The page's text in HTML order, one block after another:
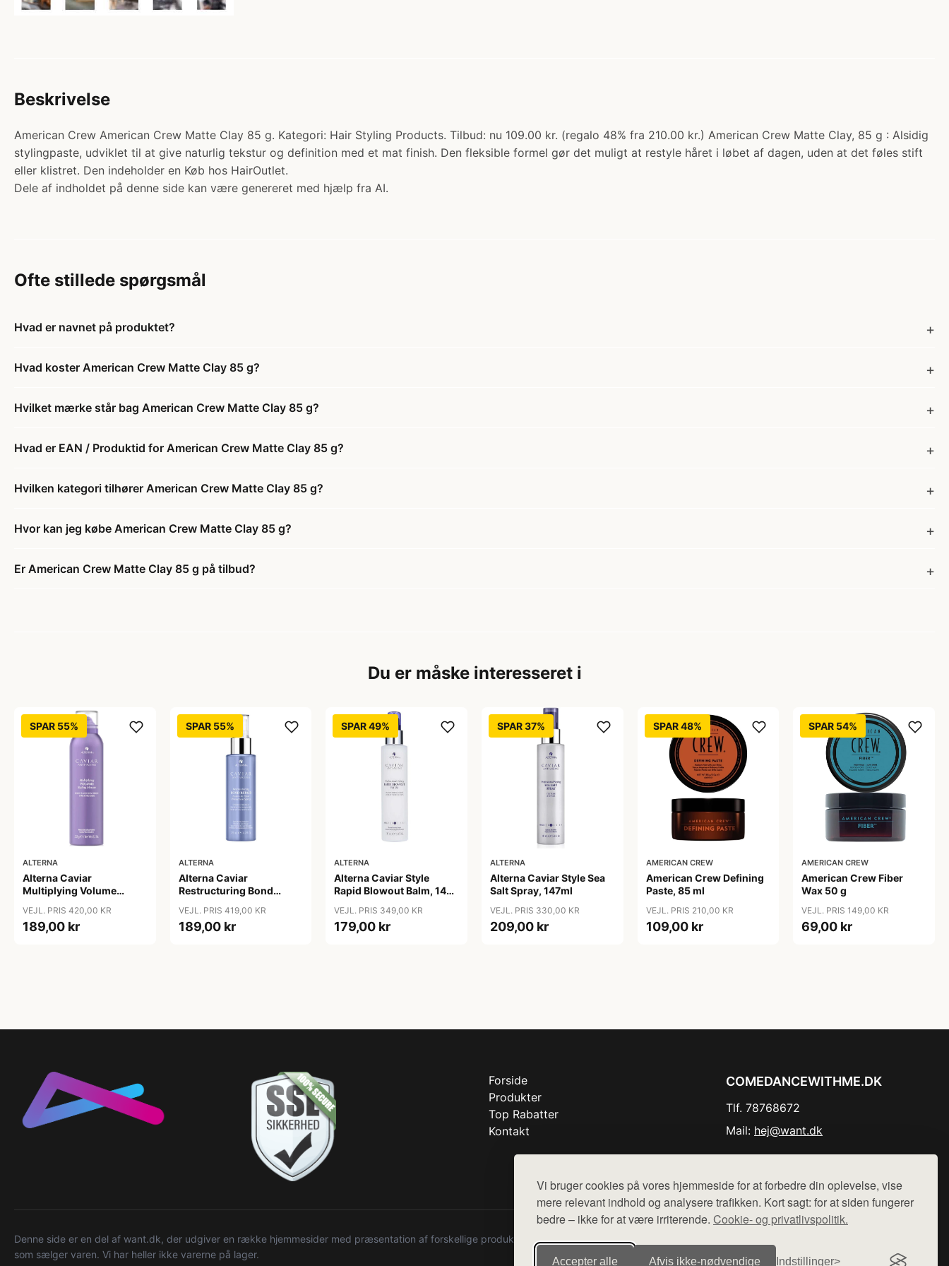
Vi bruger cookies på vores hjemmeside for at forbedre din oplevelse, vise
mere relevant indhold og analysere trafikken. Kort sagt: for at siden fungerer
bedre – ikke for at være irriterende. Cookie- og privatlivspolitik.
Accepter alle Afvis ikke‑nødvendige Indstillinger
Beskrivelse
American Crew American Crew Matte Clay 85 g. Kategori: Hair Styling Products. Tilbud: nu 109.00 kr. (regalo 48% fra 210.00 kr.) American Crew Matte Clay, 85 g : Alsidig
stylingpaste, udviklet til at give naturlig tekstur og definition med et mat finish. Den fleksible formel gør det muligt at restyle håret i løbet af dagen, uden at det føles stift
eller klistret. Den indeholder en Køb hos HairOutlet.
Dele af indholdet på denne side kan være genereret med hjælp fra AI.
Ofte stillede spørgsmål
Hvad er navnet på produktet?
Hvad koster American Crew Matte Clay 85 g?
Hvilket mærke står bag American Crew Matte Clay 85 g?
Hvad er EAN / Produktid for American Crew Matte Clay 85 g?
Hvilken kategori tilhører American Crew Matte Clay 85 g?
Hvor kan jeg købe American Crew Matte Clay 85 g?
Er American Crew Matte Clay 85 g på tilbud?
Du er måske interesseret i
SPAR 55%
ALTERNA
Alterna Caviar
Multiplying Volume
VEJL. PRIS 420,00 KR
189,00 kr
SPAR 55%
ALTERNA
Alterna Caviar
Restructuring Bond
Protection Spray, 125 ml
VEJL. PRIS 419,00 KR
189,00 kr
SPAR 49%
ALTERNA
Alterna Caviar Style
Rapid Blowout Balm, 147
VEJL. PRIS 349,00 KR
179,00 kr
SPAR 37%
ALTERNA
Alterna Caviar Style Sea
Salt Spray, 147ml
VEJL. PRIS 330,00 KR
209,00 kr
SPAR 48%
AMERICAN CREW
American Crew Defining
Paste, 85 ml
VEJL. PRIS 210,00 KR
109,00 kr
SPAR 54%
AMERICAN CREW
American Crew Fiber
Wax 50 g
VEJL. PRIS 149,00 KR
69,00 kr
Forside
Produkter
Top Rabatter
Kontakt
COMEDANCEWITHME.DK
Tlf. 78768672
Mail: hej@want.dk
Denne side er en del af want.dk, der udgiver en række hjemmesider med præsentation af forskellige produkter fra diverse webshops. Der sælges ikke varer fra denne side - vi henviser til de shops,
som sælger varen. Vi har heller ikke varerne på lager.